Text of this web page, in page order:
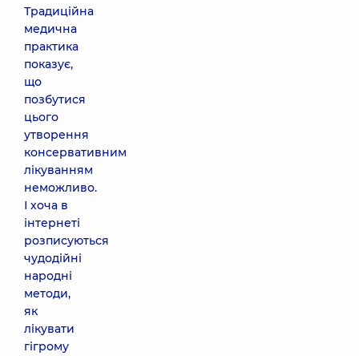
Традиційна
медична
практика
показує,
що
позбутися
цього
утворення
консервативним
лікуванням
неможливо.
І хоча в
інтернеті
розписуються
чудодійні
народні
методи,
як
лікувати
гігрому